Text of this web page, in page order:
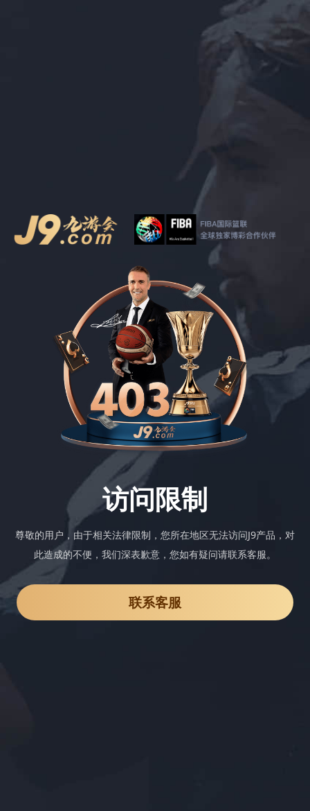
访问限制
尊敬的用户，由于相关法律限制，您所在地区无法访问J9产品，对
此造成的不便，我们深表歉意，您如有疑问请联系客服。
联系客服